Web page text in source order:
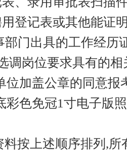
登记表或其他能证
部门出具的工作经历
调岗位要求具有的
位加盖公章的同意报
彩色免冠1寸电子版
料按上述顺序排列,